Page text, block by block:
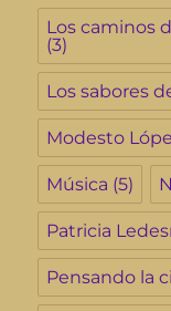
Los caminos
(3)
Los sabores
Modesto
Música (5)
Patricia
Pensando la